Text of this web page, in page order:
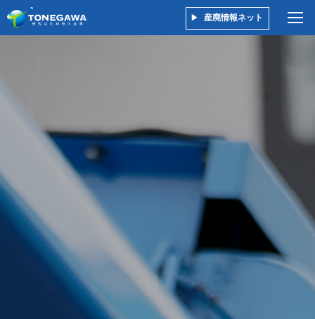
産廃情報ネット